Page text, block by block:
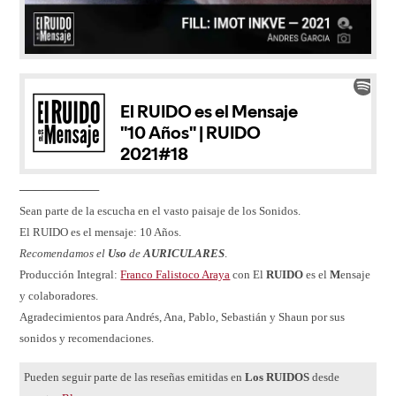
──────────
Sean parte de la escucha en el vasto paisaje de los Sonidos.
El RUIDO es el mensaje: 10 Años.
Recomendamos el Uso deAURICULARES.
Producción Integral:Franco Falistoco Araya con ElRUIDO es elMensaje
y colaboradores.
Agradecimientos para Andrés, Ana, Pablo, Sebastián y Shaun por sus
sonidos y recomendaciones.
Pueden seguir parte de las reseñas emitidas enLos RUIDOS desde